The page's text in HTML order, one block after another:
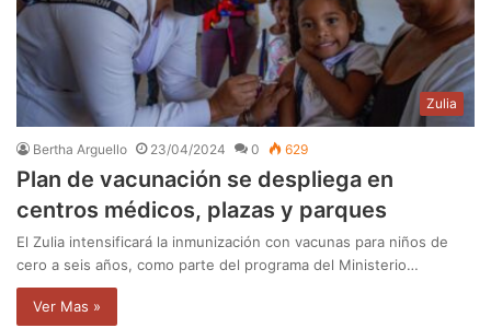
Zulia
Bertha Arguello 23/04/2024 0 629
Plan de vacunación se despliega en
centros médicos, plazas y parques
El Zulia intensificará la inmunización con vacunas para niños de
cero a seis años, como parte del programa del Ministerio…
Ver Mas »